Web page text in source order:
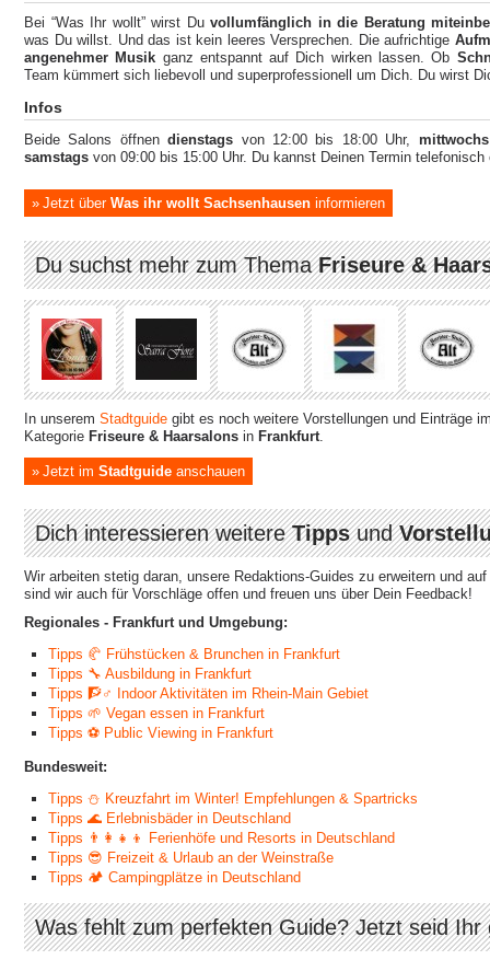
Bei “Was Ihr wollt” wirst Duvollumfänglich in die Beratung
was Du willst. Und das ist kein leeres Versprechen. Die aufrichtige
angenehmer Musik ganz entspannt auf Dich wirken lassen. Ob
Team kümmert sich liebevoll und superprofessionell um Dich. Du wirst
Infos
Beide Salons öffnendienstags von 12:00 bis 18:00 Uhr,
samstags von 09:00 bis 15:00 Uhr. Du kannst Deinen Termin
Jetzt über Was ihr wollt Sachsenhausen informieren
Du suchst mehr zum ThemaFriseure &
In unserem Stadtguide gibt es noch weitere Vorstellungen und Einträge
Kategorie Friseure & Haarsalons in Frankfurt
Jetzt im Stadtguide anschauen
Dich interessieren weitereTippsund
Wir arbeiten stetig daran, unsere Redaktions-Guides zu erweitern und
sind wir auch für Vorschläge offen und freuen uns über Dein Feedback!
Regionales - Frankfurt und Umgebung:
Tipps 🥐 Frühstücken & Brunchen in Frankfurt
Tipps 🔧 Ausbildung in Frankfurt
Tipps 🧗♂ Indoor Aktivitäten im Rhein-Main Gebiet
Tipps 🌱 Vegan essen in Frankfurt
Tipps ⚽ Public Viewing in Frankfurt
Bundesweit:
Tipps ⛄ Kreuzfahrt im Winter! Empfehlungen & Spartricks
Tipps 🌊 Erlebnisbäder in Deutschland
Tipps 👨‍👩‍👧‍👦 Ferienhöfe und Resorts in Deutschland
Tipps 😎 Freizeit & Urlaub an der Weinstraße
Tipps 🏕 Campingplätze in Deutschland
Was fehlt zum perfekten Guide? Jetzt seid Ihr